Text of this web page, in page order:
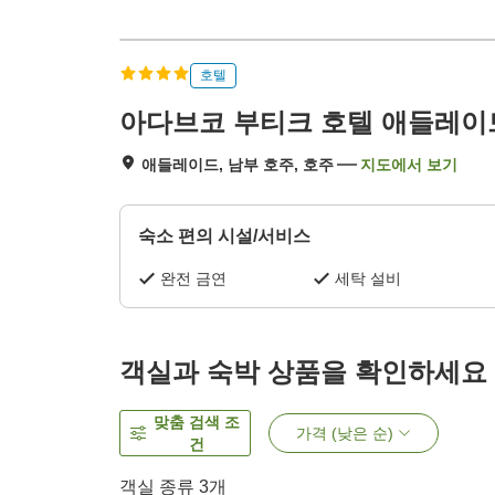
호텔
아다브코 부티크 호텔 애들레이
애들레이드, 남부 호주, 호주 지도에서 보기
숙소 편의 시설/서비스
완전 금연 세탁 설비
객실과 숙박 상품을 확인하세요
맞춤 검색 조
건
가격 (낮은 순)
객실 종류 3개